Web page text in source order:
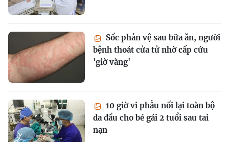
Sốc phản vệ sau bữa ăn, người
bệnh thoát cửa tử nhờ cấp cứu
'giờ vàng'
10 giờ vi phẫu nối lại toàn bộ
da đầu cho bé gái 2 tuổi sau tai
nạn